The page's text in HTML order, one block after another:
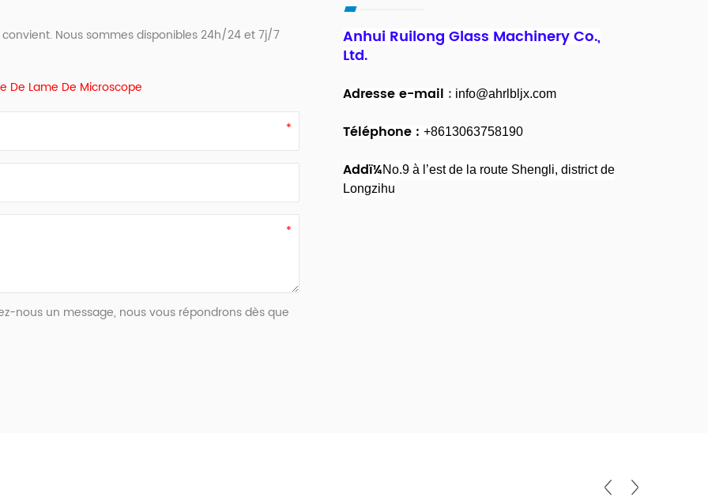
Nous sommes disponibles 24h/24 et 7j/7
De Lame De Microscope
nous un message, nous vous répondrons dès que
Anhui Ruilong Glass Machinery Co.,
Ltd.
Adresse e-mail : info@ahrlbljx.com
Téléphone : +8613063758190
Addï¼No.9 à l’est de la route Shengli, district de
Longzihu